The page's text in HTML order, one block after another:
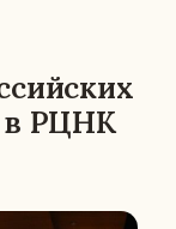
в РЦНК